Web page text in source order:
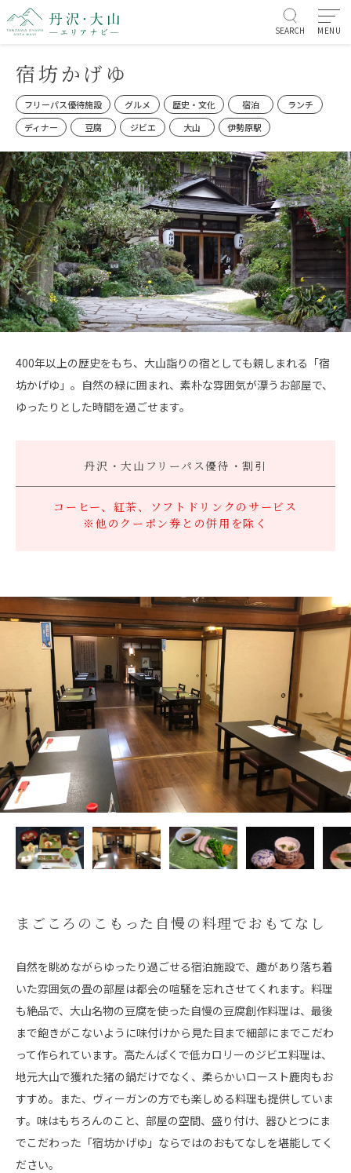
SEARCH MENU
宿坊かげゆ
フリーパス優待施設 グルメ 歴史・文化 宿泊
ランチ
ディナー
豆腐 ジビエ 大山
伊勢原駅
伊勢原市内
大山エリア
400年以上の歴史をもち、大山詣りの宿としても親しまれる「宿
坊かげゆ」。自然の緑に囲まれ、素朴な雰囲気が漂うお部屋で、
ゆったりとした時間を過ごせます。
丹沢・大山フリーパス優待・割引
コーヒー、紅茶、ソフトドリンクのサービス
※他のクーポン券との併用を除く
まごころのこもった自慢の料理でおもてなし
自然を眺めながらゆったり過ごせる宿泊施設で、趣があり落ち着
いた雰囲気の畳の部屋は都会の喧騒を忘れさせてくれます。料理
も絶品で、大山名物の豆腐を使った自慢の豆腐創作料理は、最後
まで飽きがこないように味付けから見た目まで細部にまでこだわ
って作られています。高たんぱくで低カロリーのジビエ料理は、
地元大山で獲れた猪の鍋だけでなく、柔らかいロースト鹿肉もお
すすめ。また、ヴィーガンの方でも楽しめる料理も提供していま
す。味はもちろんのこと、部屋の空間、盛り付け、器ひとつにま
でこだわった「宿坊かげゆ」ならではのおもてなしを堪能してく
ださい。